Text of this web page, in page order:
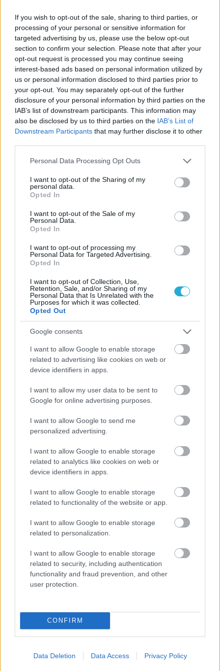
If you wish to opt-out of the sale, sharing to third parties, or
processing of your personal or sensitive information for
targeted advertising by us, please use the below opt-out
section to confirm your selection. Please note that after your
opt-out request is processed you may continue seeing
interest-based ads based on personal information utilized by
us or personal information disclosed to third parties prior to
your opt-out. You may separately opt-out of the further
disclosure of your personal information by third parties on the
IAB’s list of downstream participants. This information may
also be disclosed by us to third parties on the IAB’s List of
Downstream Participants that may further disclose it to other
Please note that this website/app uses one or more Google
not limited to your visit or usage behaviour. You may click to
grant or deny consent to Google and its third-party tags to
use your data for below specified purposes in below Google
consent section.
Personal Data Processing Opt Outs
I want to opt-out of the Sharing of my
personal data.
Opted In
I want to opt-out of the Sale of my
Personal Data.
Opted In
I want to opt-out of processing my
Personal Data for Targeted Advertising.
Opted In
I want to opt-out of Collection, Use,
Retention, Sale, and/or Sharing of my
Personal Data that Is Unrelated with the
Purposes for which it was collected.
Opted Out
Google consents
I want to allow Google to enable storage
related to advertising like cookies on web or
device identifiers in apps.
I want to allow my user data to be sent to
Google for online advertising purposes.
I want to allow Google to send me
personalized advertising.
I want to allow Google to enable storage
related to analytics like cookies on web or
device identifiers in apps.
I want to allow Google to enable storage
related to functionality of the website or app.
I want to allow Google to enable storage
related to personalization.
I want to allow Google to enable storage
related to security, including authentication
functionality and fraud prevention, and other
user protection.
CONFIRM
Data Deletion Data Access Privacy Policy
ΠΕΝΥ ΡΟΝΤΟΓΙΑΝΝΗ
11/03/2026
Από την Περούτζια του 2000
στο σήμερα: Tο τρίτο
ευρωπαϊκό ραντεβού του
Παναθηναϊκού με την
ιστορία
Αναγνώριση και σεβασμός
Α.Ο. Θήρας
Aκολουθήστε μας
παντού…